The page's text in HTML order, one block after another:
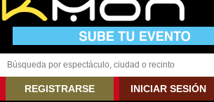
REGISTRARSE INICIAR SESIÓN